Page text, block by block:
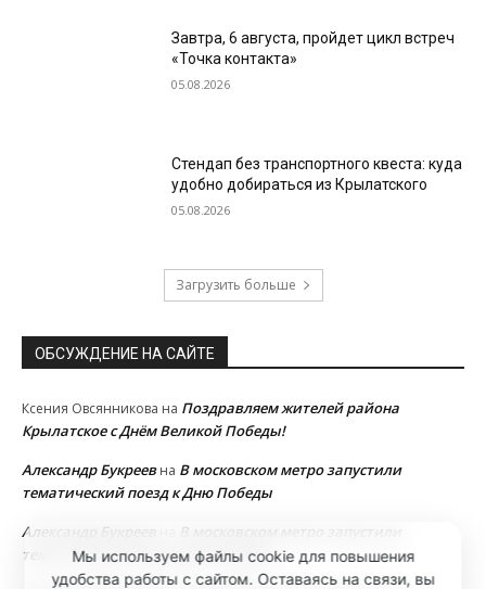
Завтра, 6 августа, пройдет цикл встреч
«Точка контакта»
05.08.2026
Стендап без транспортного квеста: куда
удобно добираться из Крылатского
05.08.2026
Загрузить больше
ОБСУЖДЕНИЕ НА САЙТЕ
Ксения Овсянникова на Поздравляем жителей района
Крылатское с Днём Великой Победы!
Александр Букреевна В московском метро запустили
тематический поезд к Дню Победы
Александр Букреев
В московском метро запустили
тематический поезд к Дню Победы
Мы используем файлы cookie для повышения
удобства работы с сайтом. Оставаясь на связи, вы